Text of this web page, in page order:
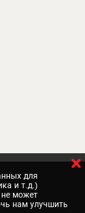
для
и т.д.)
может
нам улучшить